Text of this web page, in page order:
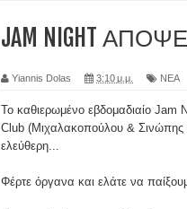
JAM NIGHT
Yiannis Dolas 3:10 μ.μ. ΝΕΑ
Το καθιερωμένο εβδομαδιαίο Jam
Club (Μιχαλακοπούλου & Σινώπης
ελεύθερη...
Φέρτε όργανα και ελάτε να